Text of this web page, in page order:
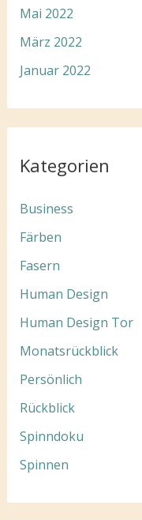
Mai 2022
März 2022
Januar 2022
Kategorien
Business
Färben
Fasern
Human Design
Human Design Tor
Monatsrückblick
Persönlich
Rückblick
Spinndoku
Spinnen